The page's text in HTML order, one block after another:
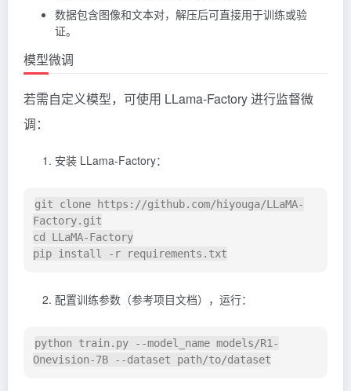
数据包含图像和文本对，解压后可直接用于训练或验
证。
模型微调
若需自定义模型，可使用 LLama-Factory 进行监督微
调：
安装 LLama-Factory：
git clone https://github.com/hiyouga/LLaMA-
Factory.git
cd LLaMA-Factory
配置训练参数（参考项目文档），运行：
python train.py --model_name models/R1-